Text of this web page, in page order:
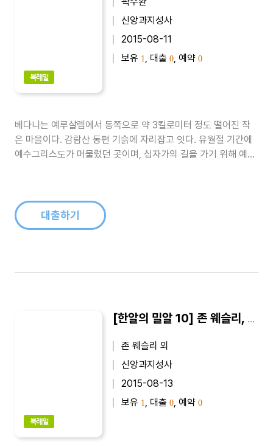
북레일
신앙과지성사
2015-08-11
보유 1 , 대출 0 , 예약 0
베다니는 예루살렘에서 동쪽으로 약 3킬로미터 정도 떨어진 작
은 마을이다. 감람산 동편 기슭에 자리잡고 잇다. 유월절 기간에
예수그리스도가 머물렀던 곳이며, 십자가의 길을 가기 위해 예루
생긴 일』의 저자는 ..
대출하기
북레일
[한알의 밀알 10] 존 웨슬리, 나의 삶이 되다
존 웨슬리 외
신앙과지성사
2015-08-13
보유 1 , 대출 0 , 예약 0